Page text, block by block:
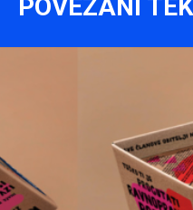
POVEZANI